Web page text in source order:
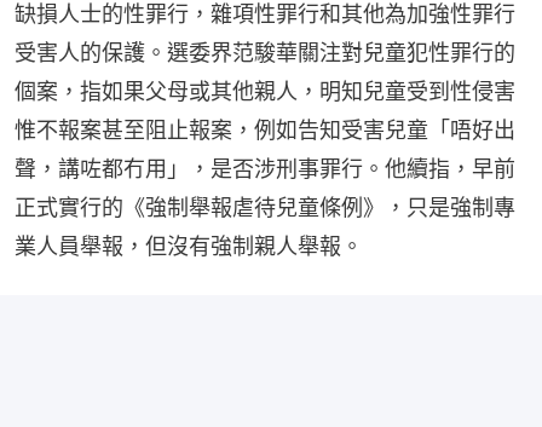
缺損人士的性罪行，雜項性罪行和其他為加強性罪行
受害人的保護。選委界范駿華關注對兒童犯性罪行的
個案，指如果父母或其他親人，明知兒童受到性侵害
惟不報案甚至阻止報案，例如告知受害兒童「唔好出
聲，講咗都冇用」，是否涉刑事罪行。他續指，早前
正式實行的《強制舉報虐待兒童條例》，只是強制專
業人員舉報，但沒有強制親人舉報。